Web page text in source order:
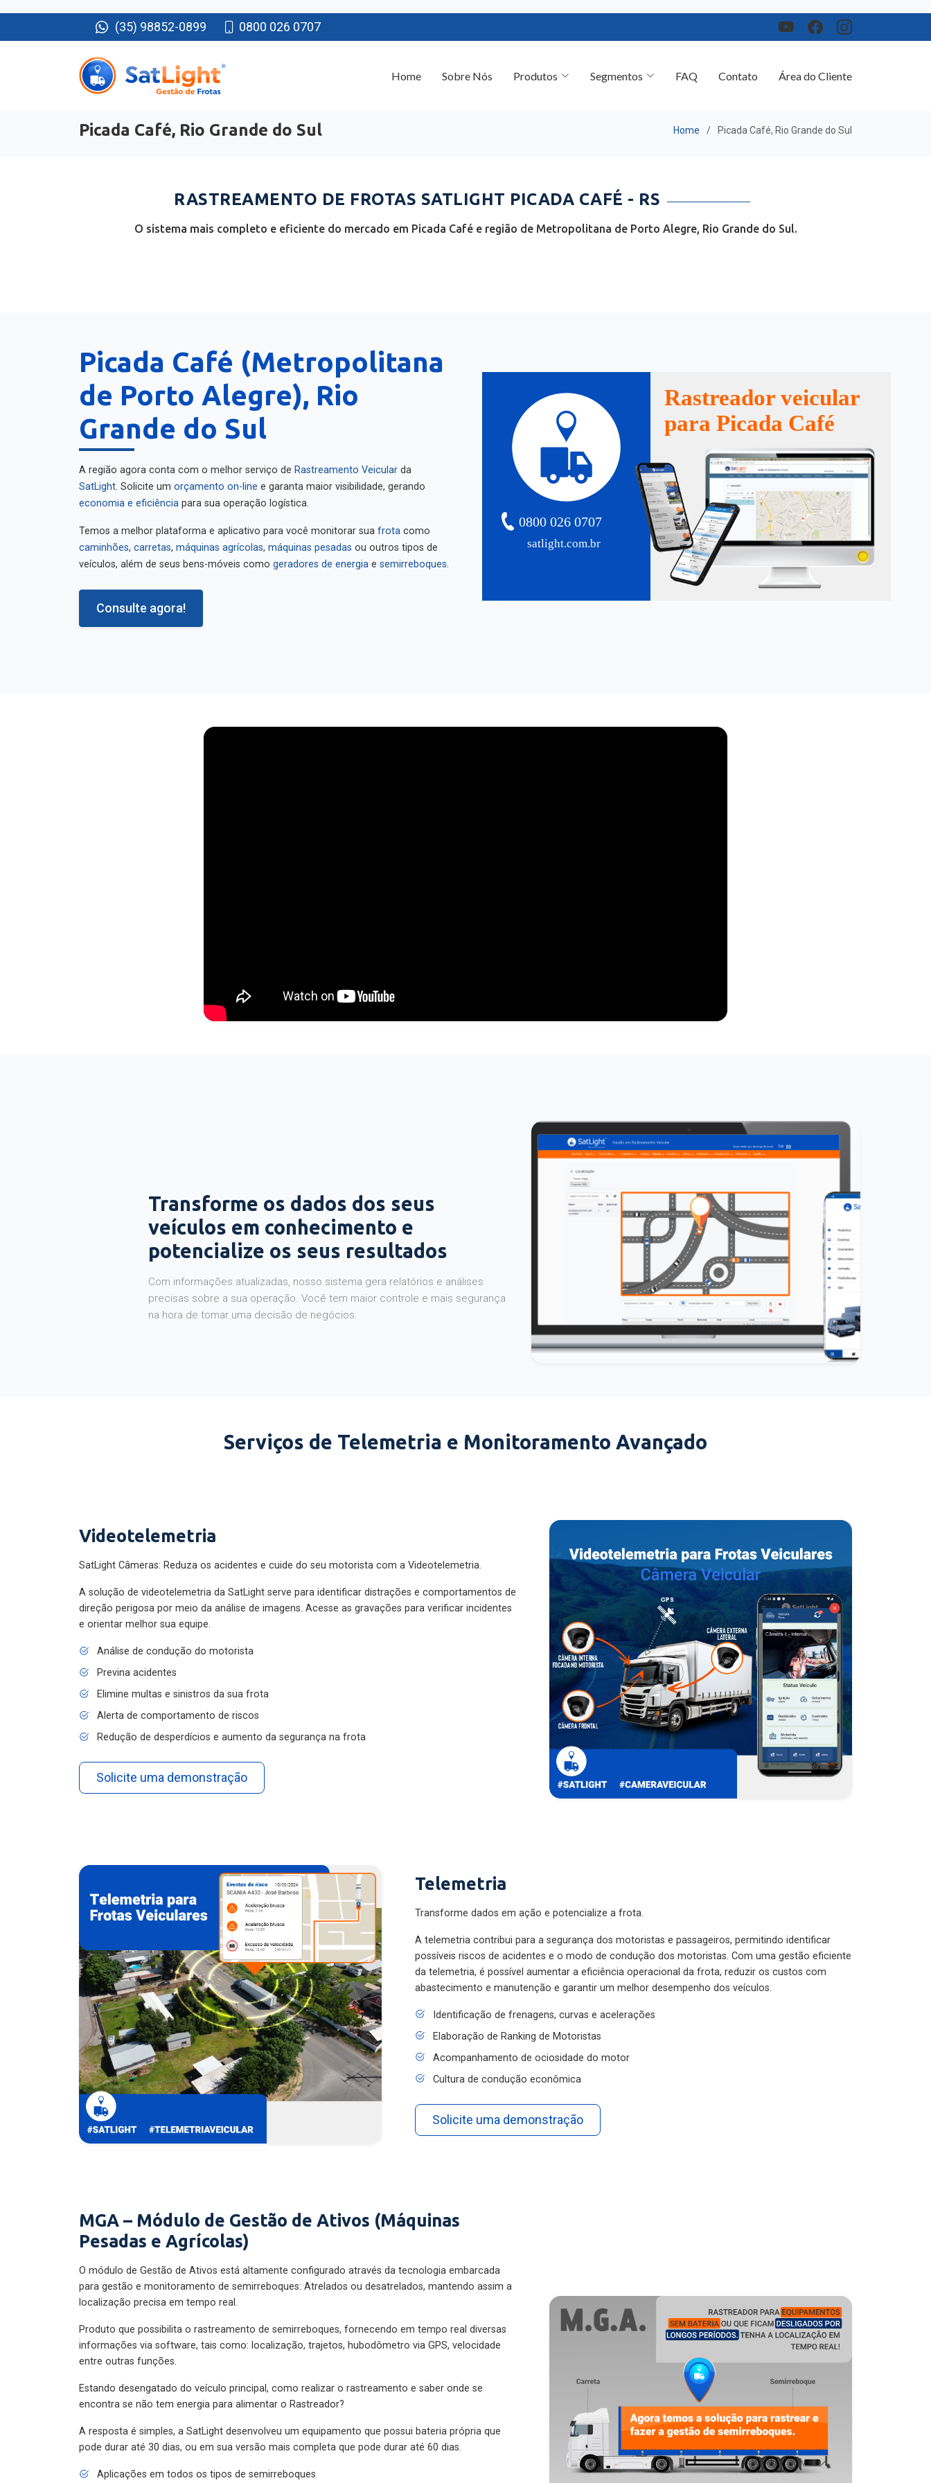
(35) 98852-0899 0800 026 0707
Picada Café, Rio Grande do Sul
RASTREAMENTO DE FROTAS SATLIGHT PICADA CAFÉ - RS
O sistema mais completo e eficiente do mercado em Picada Café e região de Metropolitana de Porto Alegre, Rio Grande do Sul.
Picada Café (Metropolitana
de Porto Alegre), Rio
Grande do Sul
A região agora conta com o melhor serviço de Rastreamento Veicular
da
SatLight
. Solicite um orçamento on-line
e garanta maior visibilidade, gerando
economia e eficiência
para sua operação logística.
Temos a melhor plataforma e aplicativo para você monitorar sua frota
caminhões
máquinas agrícolas máquinas pesadas
ou outros tipos de
veículos, além de seus bens-móveis como
geradores de energia semirreboques
Consulte agora!
satlight.com.br
0800 026 0707
Rastreador veicular
para Picada Café
Transforme os dados dos seus
veículos em conhecimento e
potencialize os seus resultados
Com informações atualizadas, nosso sistema gera relatórios e análises
precisas sobre a sua operação. Você tem maior controle e mais segurança
na hora de tomar uma decisão de negócios.
Serviços de Telemetria e Monitoramento Avançado
Videotelemetria
SatLight Câmeras: Reduza os acidentes e cuide do seu motorista com a Videotelemetria.
A solução de videotelemetria da SatLight serve para identificar distrações e comportamentos de
direção perigosa por meio da análise de imagens. Acesse as gravações para verificar incidentes
e orientar melhor sua equipe.
Análise de condução do motorista
Previna acidentes
Elimine multas e sinistros da sua frota
Alerta de comportamento de riscos
Redução de desperdícios e aumento da segurança na frota
Solicite uma demonstração
Telemetria
Transforme dados em ação e potencialize a frota.
A telemetria contribui para a segurança dos motoristas e passageiros, permitindo identificar
possíveis riscos de acidentes e o modo de condução dos motoristas. Com uma gestão eficiente
da telemetria, é possível aumentar a eficiência operacional da frota, reduzir os custos com
abastecimento e manutenção e garantir um melhor desempenho dos veículos.
Identificação de frenagens, curvas e acelerações
Elaboração de Ranking de Motoristas
Acompanhamento de ociosidade do motor
Cultura de condução econômica
Solicite uma demonstração
MGA – Módulo de Gestão de Ativos (Máquinas
Pesadas e Agrícolas)
O módulo de Gestão de Ativos está altamente configurado através da tecnologia embarcada
para gestão e monitoramento de semirreboques: Atrelados ou desatrelados, mantendo assim a
localização precisa em tempo real.
Produto que possibilita o rastreamento de semirreboques, fornecendo em tempo real diversas
informações via software, tais como: localização, trajetos, hubodômetro via GPS, velocidade
entre outras funções.
Estando desengatado do veículo principal, como realizar o rastreamento e saber onde se
encontra se não tem energia para alimentar o Rastreador?
A resposta é simples, a SatLight desenvolveu um equipamento que possui bateria própria que
pode durar até 30 dias, ou em sua versão mais completa que pode durar até 60 dias.
Aplicações em todos os tipos de semirreboques